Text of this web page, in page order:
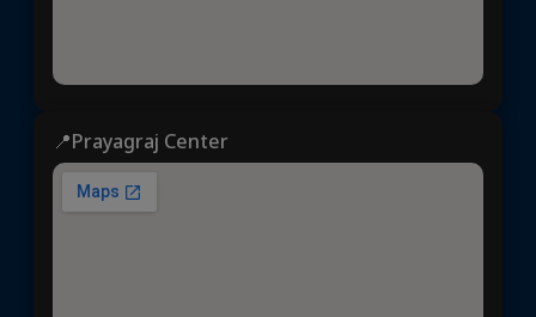
📍Prayagraj Center